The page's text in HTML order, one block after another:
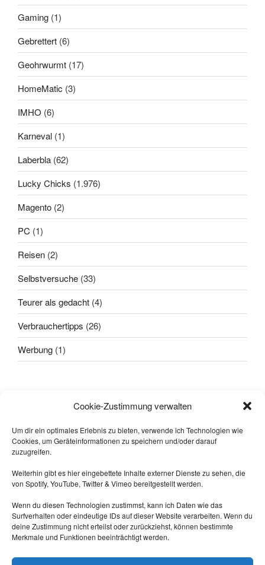
Cookie-Zustimmung verwalten
Um dir ein optimales Erlebnis zu bieten, verwende ich Technologien wie
Cookies, um Geräteinformationen zu speichern und/oder darauf
zuzugreifen.
Weiterhin gibt es hier eingebettete Inhalte externer Dienste zu sehen, die
von Spotify, YouTube, Twitter & Vimeo bereitgestellt werden.
Wenn du diesen Technologien zustimmst, kann ich Daten wie das
Surfverhalten oder eindeutige IDs auf dieser Website verarbeiten. Wenn du
deine Zustimmung nicht erteilst oder zurückziehst, können bestimmte
Merkmale und Funktionen beeinträchtigt werden.
Gaming (1)
Gebrettert (6)
Geohrwurmt (17)
HomeMatic (3)
IMHO (6)
Karneval (1)
Laberbla (62)
Lucky Chicks (1.976)
Magento (2)
PC (1)
Reisen (2)
Selbstversuche (33)
Teurer als gedacht (4)
Verbrauchertipps (26)
Werbung (1)
Dann kam einer, der wusste das
https://nrw.social/@laberbla